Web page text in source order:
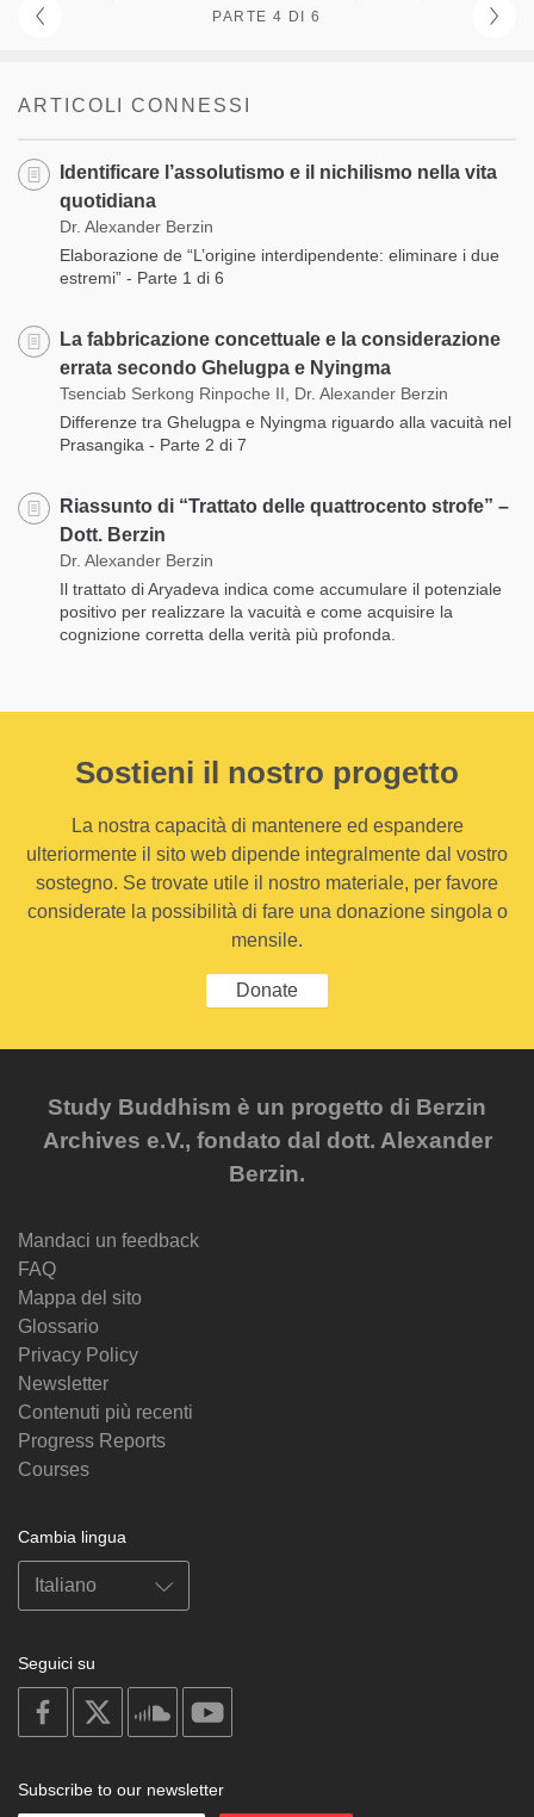
PARTE 4 DI 6
ARTICOLI CONNESSI
Identificare l’assolutismo e il nichilismo nella vita
quotidiana
Dr. Alexander Berzin
Elaborazione de “L’origine interdipendente: eliminare i due
estremi” - Parte 1 di 6
La fabbricazione concettuale e la considerazione
errata secondo Ghelugpa e Nyingma
Tsenciab Serkong Rinpoche II, Dr. Alexander Berzin
Differenze tra Ghelugpa e Nyingma riguardo alla vacuità nel
Prasangika - Parte 2 di 7
Riassunto di “Trattato delle quattrocento strofe” –
Dott. Berzin
Dr. Alexander Berzin
Il trattato di Aryadeva indica come accumulare il potenziale
positivo per realizzare la vacuità e come acquisire la
cognizione corretta della verità più profonda.
Sostieni il nostro progetto
La nostra capacità di mantenere ed espandere
ulteriormente il sito web dipende integralmente dal vostro
sostegno. Se trovate utile il nostro materiale, per favore
considerate la possibilità di fare una donazione singola o
mensile.
Donate
Study Buddhism è un progetto di Berzin
Archives e.V., fondato dal dott. Alexander
Berzin.
Mandaci un feedback
FAQ
Mappa del sito
Glossario
Privacy Policy
Newsletter
Contenuti più recenti
Progress Reports
Courses
Cambia lingua
Seguici su
on
facebook
soundcloud
Subscribe to our newsletter